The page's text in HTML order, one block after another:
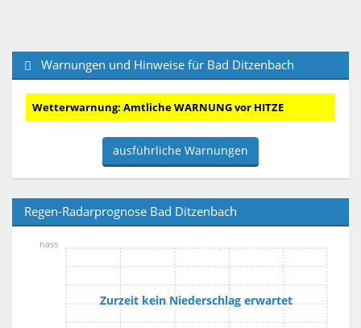
Warnungen und Hinweise für Bad Ditzenbach
Wetterwarnung: Amtliche WARNUNG vor HITZE
ausführliche Warnungen
Regen-Radarprognose Bad Ditzenbach
Zurzeit kein Niederschlag erwartet
nass